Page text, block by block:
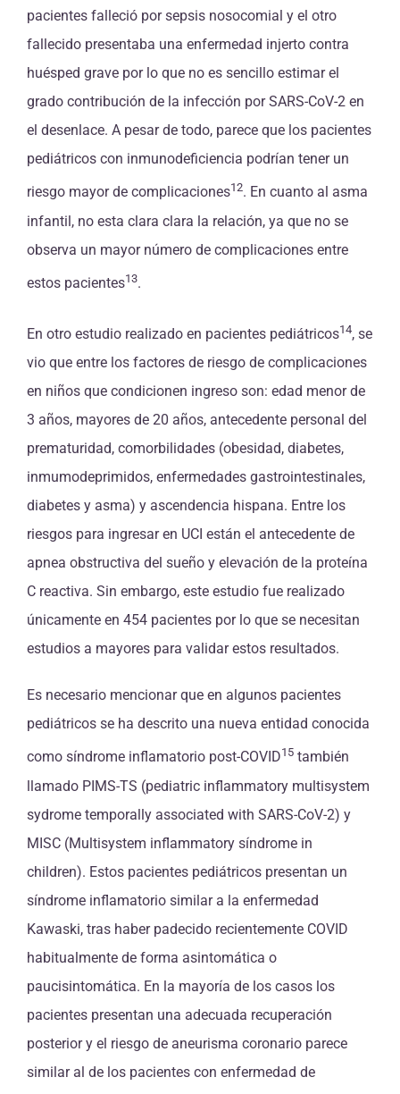
pacientes falleció por sepsis nosocomial y el otro
fallecido presentaba una enfermedad injerto contra
huésped grave por lo que no es sencillo estimar el
grado contribución de la infección por SARS-CoV-2 en
el desenlace. A pesar de todo, parece que los pacientes
pediátricos con inmunodeficiencia podrían tener un
riesgo mayor de complicaciones12. En cuanto al asma
infantil, no esta clara clara la relación, ya que no se
observa un mayor número de complicaciones entre
estos pacientes13.
En otro estudio realizado en pacientes pediátricos14, se
vio que entre los factores de riesgo de complicaciones
en niños que condicionen ingreso son: edad menor de
3 años, mayores de 20 años, antecedente personal del
prematuridad, comorbilidades (obesidad, diabetes,
inmumodeprimidos, enfermedades gastrointestinales,
diabetes y asma) y ascendencia hispana. Entre los
riesgos para ingresar en UCI están el antecedente de
apnea obstructiva del sueño y elevación de la proteína
C reactiva. Sin embargo, este estudio fue realizado
únicamente en 454 pacientes por lo que se necesitan
estudios a mayores para validar estos resultados.
Es necesario mencionar que en algunos pacientes
pediátricos se ha descrito una nueva entidad conocida
como síndrome inflamatorio post-COVID15 también
llamado PIMS-TS (pediatric inflammatory multisystem
sydrome temporally associated with SARS-CoV-2) y
MISC (Multisystem inflammatory síndrome in
children). Estos pacientes pediátricos presentan un
síndrome inflamatorio similar a la enfermedad
Kawaski, tras haber padecido recientemente COVID
habitualmente de forma asintomática o
paucisintomática. En la mayoría de los casos los
pacientes presentan una adecuada recuperación
posterior y el riesgo de aneurisma coronario parece
similar al de los pacientes con enfermedad de